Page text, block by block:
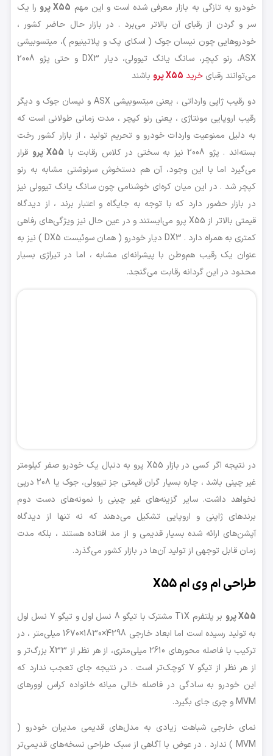
خودرو به تازگی به بازار معرفی شده است و این مهم X55 پرو
را یک
سر و گردن از رقبای آن بالاتر می‌برد . در بازار حال حاضر کشور ،
خودروهایی چون نیسان جوک ( اسکای پک و پلاتینیوم )، میتسوبیشی
ASX، رنو کپچر، سانگ یانگ تیوولی، دیار DX3 و حتی پژو 2008
می‌توانند رقبای خرید X55 پرو
باشند
دو رقیب ژاپی وارداتی ، یعنی میتسوبیشی ASX و نیسان جوک و دیگر
رقیب اروپایی مونتاژی ، یعنی رنو کپچر ، مدت زمانی طولانی است که
به دلیل ممنوعیت واردات خودرو و تحریم‌ تولید ، از بازار کشور رخت
بسته‌اند . پژو 2008 نیز به سختی در کلاس رقابت با
X55 پرو
قرار
می‌گیرد اما با این وجود، آن هم دستخوش سرنوشتی مشابه به رنو
کپچر شد . در این میان کره‌ای خوشنامی چون سانگ یانگ تیوولی نیز
در بازار حضور دارد که با توجه به جایگاه و اعتبار برند ، از دیدگاه
قیمتی بالاتر از X55 پرو می‌ایستند و در عین حال نیز ویژگی‌های رفاهی
کمتری به همراه دارد . DX3 دیار خودرو ( همان سوئیست DX5 ) نیز به
عنوان یک رقیب هم‌وطن با پیشرانه‌ای مشابه ، اما در تیراژی بسیار
محدود در این گردانه رقابت می‌گنجد.
در نتیجه اگر کسی در بازار X55 پرو به دنبال یک خودرو صفر کیلومتر
غیر چینی باشد ، چاره‌ بسیار گران‌ قیمتی جز تیوولی، جوک یا 208 درپی
نخواهد داشت. سایر گزینه‌های غیر چینی را نمونه‌های دست دوم
برند‌های ژاپنی و اروپایی تشکیل می‌دهند که نه تنها از دیدگاه
آپشن‌های ارائه شده بسیار قدیمی و از مد افتاده‌ هستند ، بلکه مدت
زمان قابل توجهی از تولید آن‌ها در بازار کشور می‌گذرد.
طراحی ام وی ام X55
X55 پرو
بر پلتفرم T1X مشترک با تیگو 8 نسل اول و تیگو 7 نسل اول
به تولید رسیده است اما ابعاد خارجی 4298×1830×1670 میلی‌متر ، در
ترکیب با فاصله محورهای 2610 میلی‌متری، از هر نظر از X33 بزرگ‌تر و
از هر نظر از تیگو 7 کوچک‌تر است . در نتیجه جای تعجب ندارد که
این خودرو به سادگی در فاصله خالی میانه خانواده کراس اوورهای
MVM و چری جای بگیرد.
نمای خارجی شباهت زیادی به مدل‌های قدیمی مدیران خودرو (
MVM ) ندارد . در عوض با آگاهی از سبک طراحی نسخه‌های قدیمی‌تر